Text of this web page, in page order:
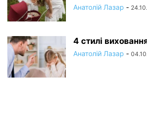
Анатолій Лазар -
4 стилі
Анатолій Лазар -